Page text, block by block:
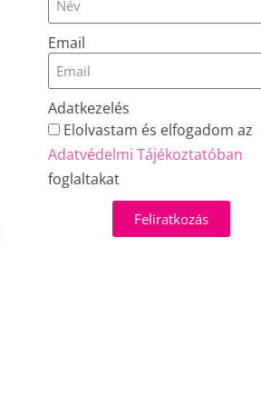
Email
Adatkezelés
Elolvastam és elfogadom az
Adatvédelmi Tájékoztatóban
foglaltakat
Feliratkozás